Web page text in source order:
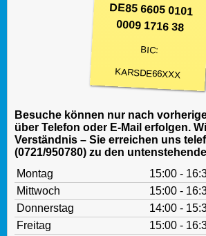
DE85 6605 0101
0009 1716 38
BIC:
KARSDE66XXX
Besuche können nur nach
über Telefon oder E-Mail erfolgen.
Verständnis – Sie erreichen uns
(0721/950780) zu den
Montag
15:00 -
Mittwoch
15:00 -
Donnerstag
14:00 -
Freitag
15:00 -